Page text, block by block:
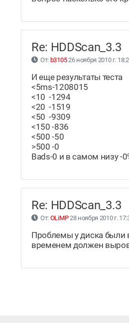
Re: HDDScan_3.3
От: b310526 ноября 2010 г.
И еще результаты теста
<5ms-1208015
<10 -1294
<20 -1519
<50 -9309
<150 -836
<500 -50
>500 -0
Bads-0 и в самом низу -
Re: HDDScan_3.3
От: OLiMP28 ноября 2010 г.
Проблемы у диска были
временем должен